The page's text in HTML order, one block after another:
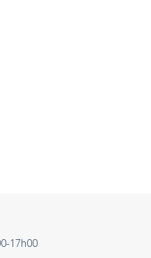
17h00